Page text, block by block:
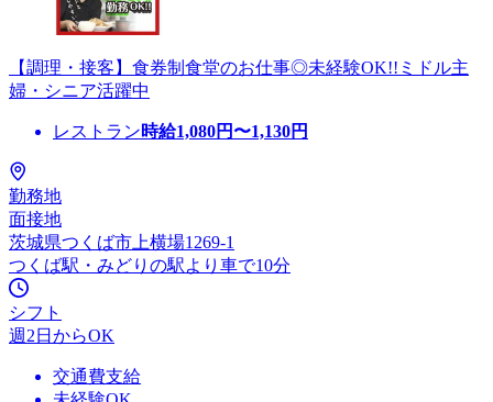
【調理・接客】食券制食堂のお仕事◎未経験OK!!ミドル主
婦・シニア活躍中
レストラン時給1,080円〜1,130円
勤務地
面接地
茨城県つくば市上横場1269-1
つくば駅・みどりの駅より車で10分
シフト
週2日からOK
交通費支給